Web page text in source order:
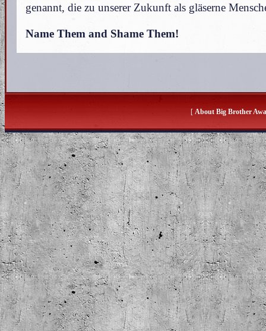
genannt, die zu unserer Zukunft als gläserne
Name Them and Shame Them!
[About Big Brother